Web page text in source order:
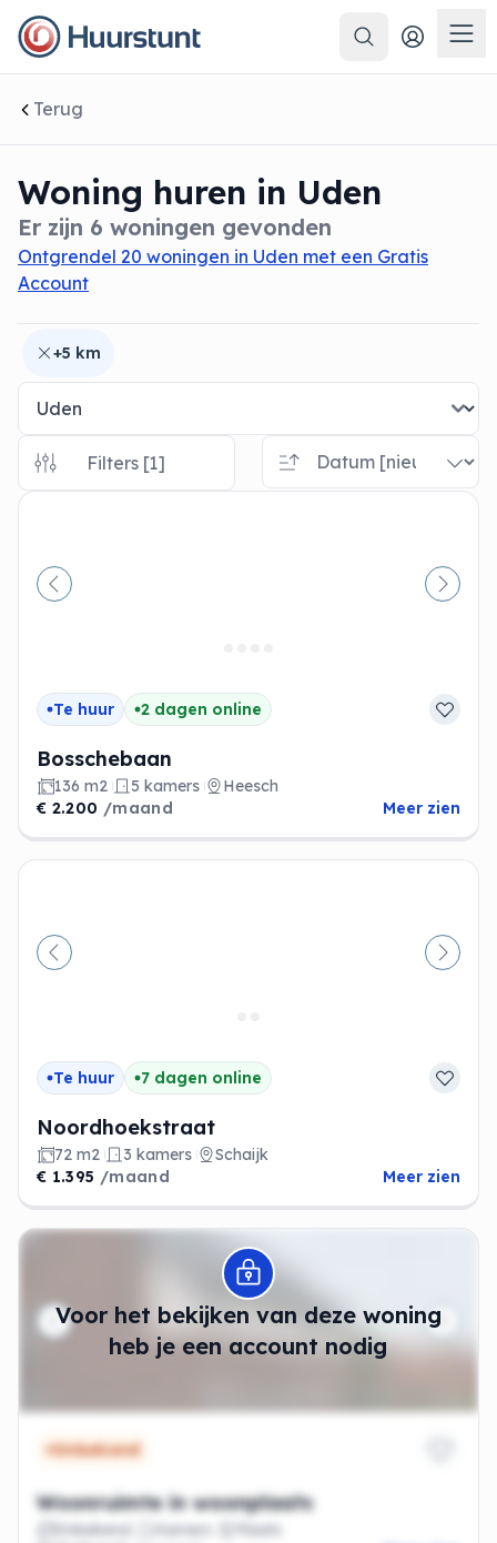
Zoeken
Terug
Woning huren in Uden
Er zijn 6 woningen gevonden
Ontgrendel 20 woningen in Uden met een Gratis
Account
sluiten
+5 km
Filters [1]
Vorige
Te huur 2 dagen online
Bosschebaan
136 m2 5 kamers
Heesch
€ 2.200 /maand Meer zien
Vorige
Te huur 7 dagen online
Noordhoekstraat
72 m2 3 kamers
Schaijk
€ 1.395 /maand Meer zien
Voor het bekijken van deze woning
heb je een account nodig
Modal openen
Onbekend
Woonruimte in woonplaats
Onbekend Kamers
Plaats